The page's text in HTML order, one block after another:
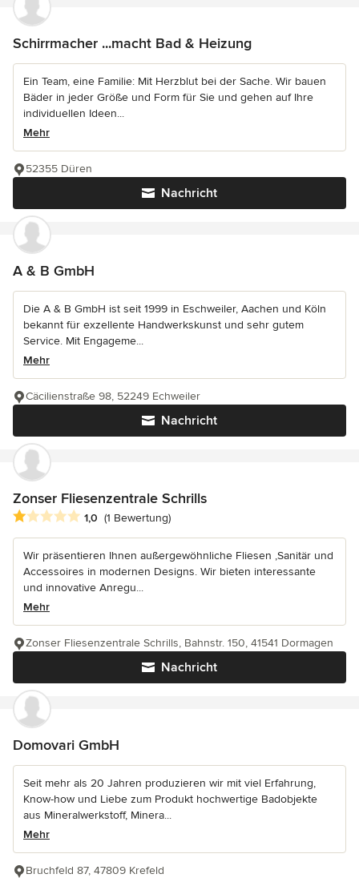
Schirrmacher ...macht Bad & Heizung
Ein Team, eine Familie: Mit Herzblut bei der Sache. Wir bauen
Bäder in jeder Größe und Form für Sie und gehen auf Ihre
individuellen Ideen...
Mehr
Nachricht
52355 Düren
A & B GmbH
Die A & B GmbH ist seit 1999 in Eschweiler, Aachen und Köln
bekannt für exzellente Handwerkskunst und sehr gutem
Service. Mit Engageme...
Mehr
Nachricht
Cäcilienstraße 98, 52249 Echweiler
Zonser Fliesenzentrale Schrills
Durchschnittliche Bewertung: 1 von 5 Sternen
1,0 (1 Bewertung)
Wir präsentieren Ihnen außergewöhnliche Fliesen ,Sanitär und
Accessoires in modernen Designs. Wir bieten interessante
und innovative Anregu...
Mehr
Nachricht
Zonser Fliesenzentrale Schrills, Bahnstr. 150, 41541 Dormagen
Domovari GmbH
Seit mehr als 20 Jahren produzieren wir mit viel Erfahrung,
Know-how und Liebe zum Produkt hochwertige Badobjekte
aus Mineralwerkstoff, Minera...
Mehr
Bruchfeld 87, 47809 Krefeld